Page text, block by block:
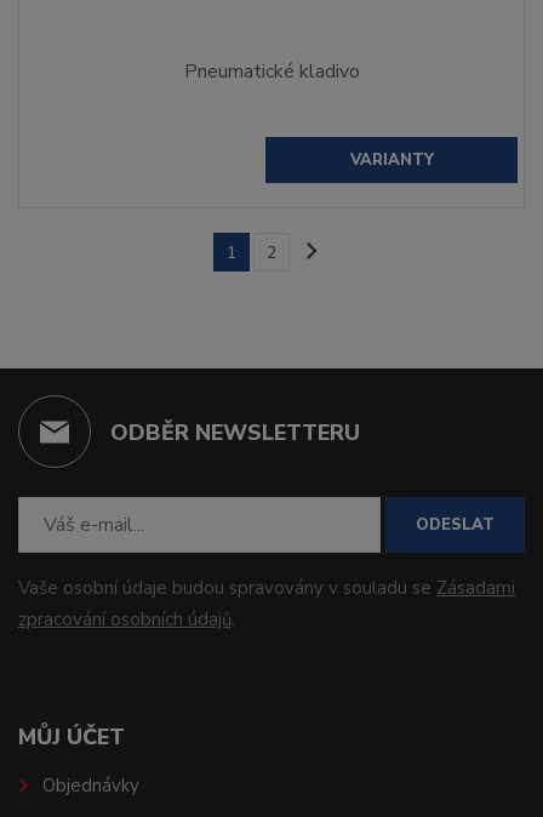
Pneumatické kladivo
VARIANTY
1 2
ODBĚR NEWSLETTERU
ODESLAT
Vaše osobní údaje budou spravovány v souladu se Zásadami
zpracování osobních údajů.
MŮJ ÚČET
Objednávky